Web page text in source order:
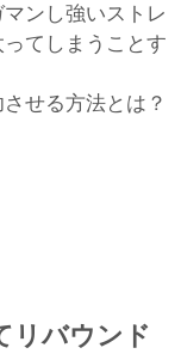
ンし強いストレ
てしまうことす
せる方法とは？
リバウンド